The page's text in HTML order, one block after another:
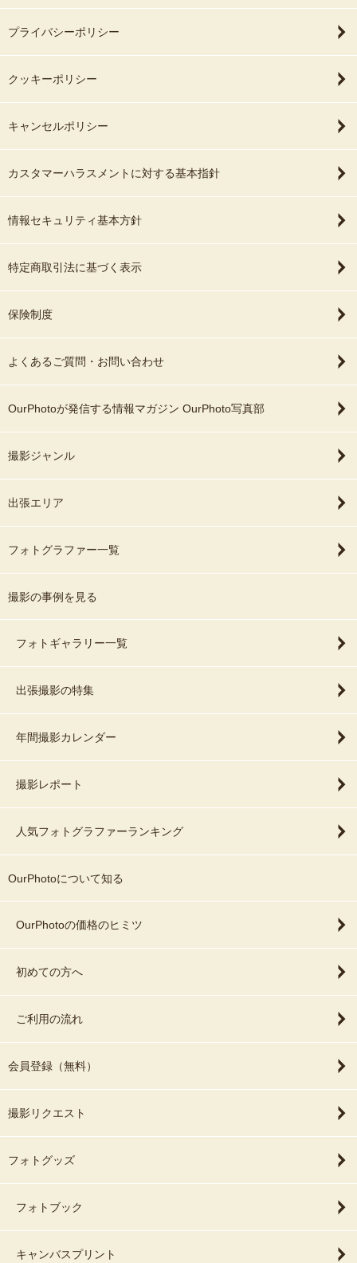
プライバシーポリシー
クッキーポリシー
キャンセルポリシー
カスタマーハラスメントに対する基本指針
情報セキュリティ基本方針
特定商取引法に基づく表示
保険制度
よくあるご質問・お問い合わせ
OurPhotoが発信する情報マガジン OurPhoto写真部
撮影ジャンル
出張エリア
フォトグラファー一覧
撮影の事例を見る
フォトギャラリー一覧
出張撮影の特集
年間撮影カレンダー
撮影レポート
人気フォトグラファーランキング
OurPhotoについて知る
OurPhotoの価格のヒミツ
初めての方へ
ご利用の流れ
会員登録（無料）
撮影リクエスト
フォトグッズ
フォトブック
キャンバスプリント